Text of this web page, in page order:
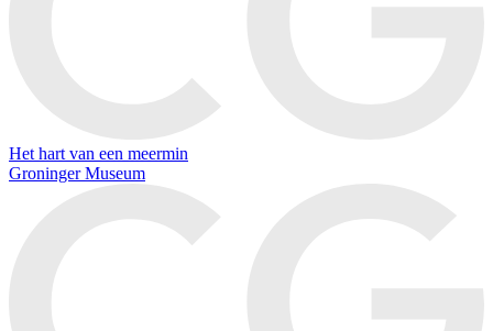
Het hart van een meermin
Groninger Museum